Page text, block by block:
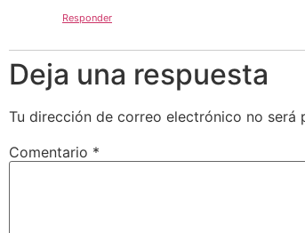
Responder
Deja una respuesta
Tu dirección de correo electrónico no será
Comentario *